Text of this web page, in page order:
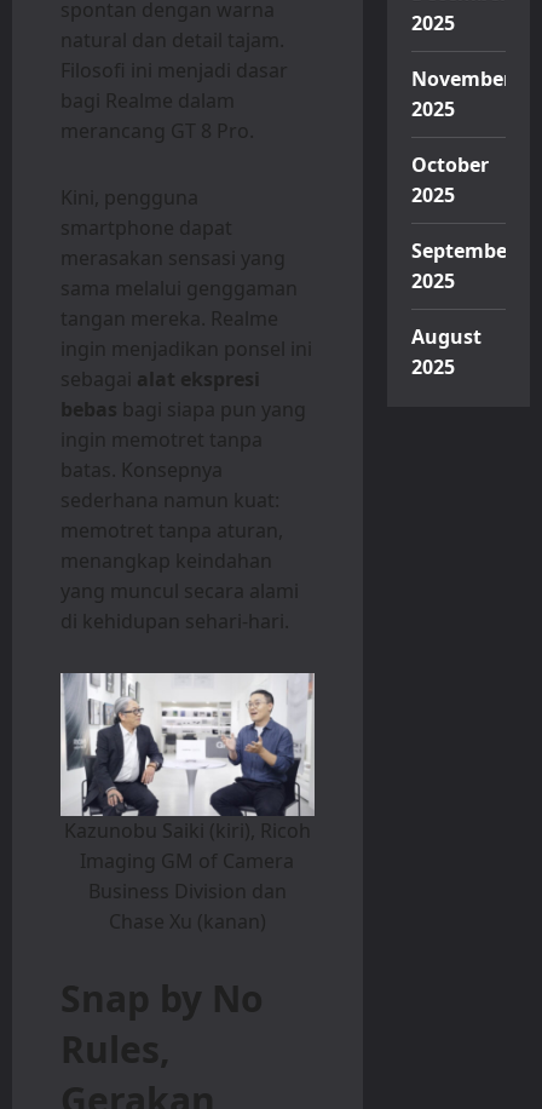
spontan dengan warna
natural dan detail tajam.
Filosofi ini menjadi dasar
bagi Realme dalam
merancang GT 8 Pro.
Kini, pengguna
smartphone dapat
merasakan sensasi yang
sama melalui genggaman
tangan mereka. Realme
ingin menjadikan ponsel ini
sebagai alat ekspresi
bebas bagi siapa pun yang
ingin memotret tanpa
batas. Konsepnya
sederhana namun kuat:
memotret tanpa aturan,
menangkap keindahan
yang muncul secara alami
di kehidupan sehari-hari.
Kazunobu Saiki (kiri), Ricoh
Imaging GM of Camera
Business Division dan
Chase Xu (kanan)
Snap by No
Rules,
2025
November
2025
October
2025
September
2025
August
2025